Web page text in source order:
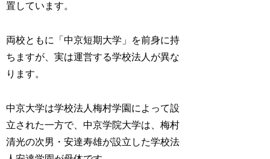
置しています。
両校ともに「中京短期大学」を前身に持
ちますが、実は運営する学校法人が異な
ります。
中京大学は学校法人梅村学園によって設
立された一方で、中京学院大学は、梅村
清光の次男・安達寿雄が設立した学校法